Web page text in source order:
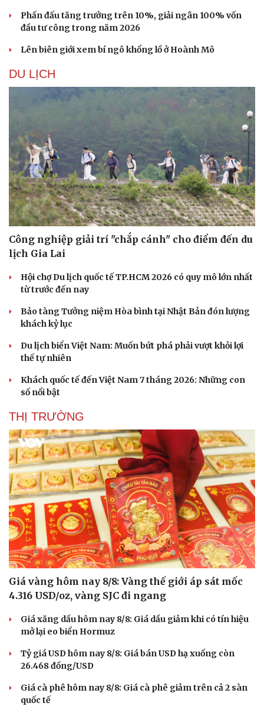
Dinh dưỡng - món ngon
Cây thuốc
Sản phụ khoa
Nhi khoa
Nam khoa
Làm đẹp - giảm cân
Phòng mạch online
Ăn sạch sống khỏe
Blog
Tình yêu - Gia đình
Phấn đấu tăng trưởng trên 10%, giải ngân 100% vốn
đầu tư công trong năm 2026
Lên biên giới xem bí ngô khổng lồ ở Hoành Mô
DU LỊCH
Công nghiệp giải trí "chắp cánh" cho điểm đến du
lịch Gia Lai
Hội chợ Du lịch quốc tế TP.HCM 2026 có quy mô lớn nhất
từ trước đến nay
Bảo tàng Tưởng niệm Hòa bình tại Nhật Bản đón lượng
khách kỷ lục
Du lịch biển Việt Nam: Muốn bứt phá phải vượt khỏi lợi
thế tự nhiên
Khách quốc tế đến Việt Nam 7 tháng 2026: Những con
số nổi bật
THỊ TRƯỜNG
Giá vàng hôm nay 8/8: Vàng thế giới áp sát mốc
4.316 USD/oz, vàng SJC đi ngang
Giá xăng dầu hôm nay 8/8: Giá dầu giảm khi có tín hiệu
mở lại eo biển Hormuz
Tỷ giá USD hôm nay 8/8: Giá bán USD hạ xuống còn
26.468 đồng/USD
Giá cà phê hôm nay 8/8: Giá cà phê giảm trên cả 2 sàn
quốc tế